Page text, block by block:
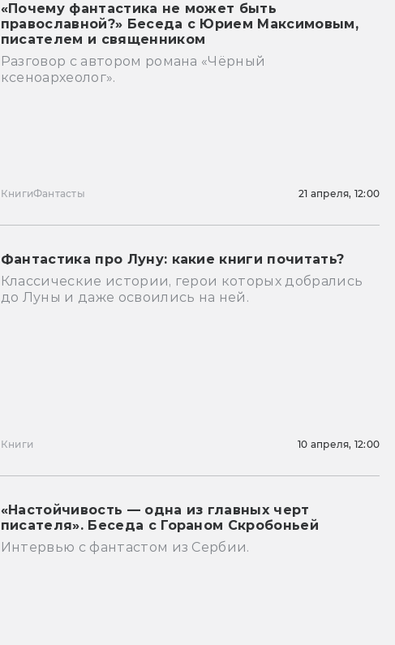
«Почему фантастика не может быть
православной?» Беседа с Юрием Максимовым,
писателем и священником
Разговор с автором романа «Чёрный
ксеноархеолог».
КнигиФантасты 21 апреля, 12:00
Фантастика про Луну: какие книги почитать?
Классические истории, герои которых добрались
до Луны и даже освоились на ней.
Книги 10 апреля, 12:00
«Настойчивость — одна из главных черт
писателя». Беседа с Гораном Скробоньей
Интервью с фантастом из Сербии.